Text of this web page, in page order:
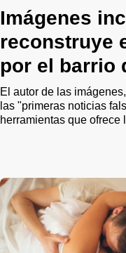
Imágenes
reconstruye
por el barrio
El autor de las
las "primeras noticias
herramientas que